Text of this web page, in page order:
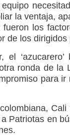
la ventaja,
los
de los dirigidos
ronda de la
para
Patriotas en